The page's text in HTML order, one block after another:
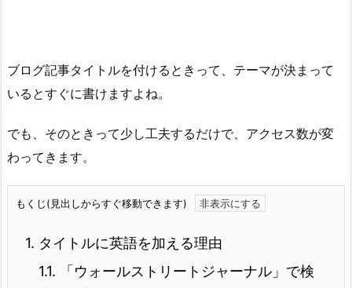
ブログ記事タイトルを付けるときって、テーマが決まって
いるとすぐに書けますよね。
でも、そのときって少し工夫するだけで、アクセス数が変
わってきます。
もくじ(見出しからすぐ移動できます)
1. タイトルに英語を加える理由
1.1. 「ウォールストリートジャーナル」で検